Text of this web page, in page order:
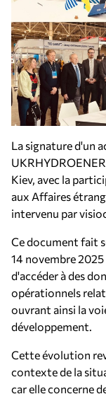
La signature d'un
Kiev, avec la
aux Affaires
intervenu par
Ce document fait
14 novembre
d'accéder à des
opérationnels
ouvrant ainsi la
développement.
Cette évolution
contexte de la
car elle concerne